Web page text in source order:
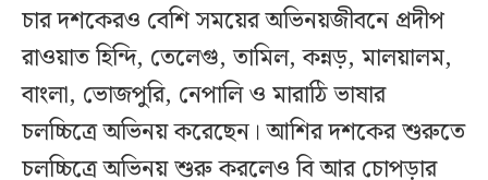
চার দশকেরও বেশি সময়ের অভিনয়জীবনে প্রদীপ
রাওয়াত হিন্দি, তেলেগু, তামিল, কন্নড়, মালয়ালম,
বাংলা, ভোজপুরি, নেপালি ও মারাঠি ভাষার
চলচ্চিত্রে অভিনয় করেছেন। আশির দশকের শুরুতে
চলচ্চিত্রে অভিনয় শুরু করলেও বি আর চোপড়ার